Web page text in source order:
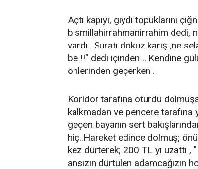
Açtı kapıyı, giydi topuklarını
bismillahirrahmanirrahim dedi,
vardı.. Suratı dokuz karış ,ne
be !!" dedi içinden .. Kendine
önlerinden geçerken .
Koridor tarafına oturdu
kalkmadan ve pencere
geçen bayanın sert
hiç..Hareket edince dolmuş;
kez dürterek; 200 TL yı uzattı ,
ansızın dürtülen adamcağızın